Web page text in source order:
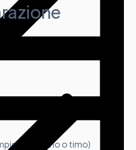
rosmarino o timo)